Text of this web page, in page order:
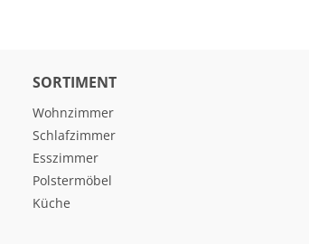
SORTIMENT
Wohnzimmer
Schlafzimmer
Esszimmer
Polstermöbel
Küche